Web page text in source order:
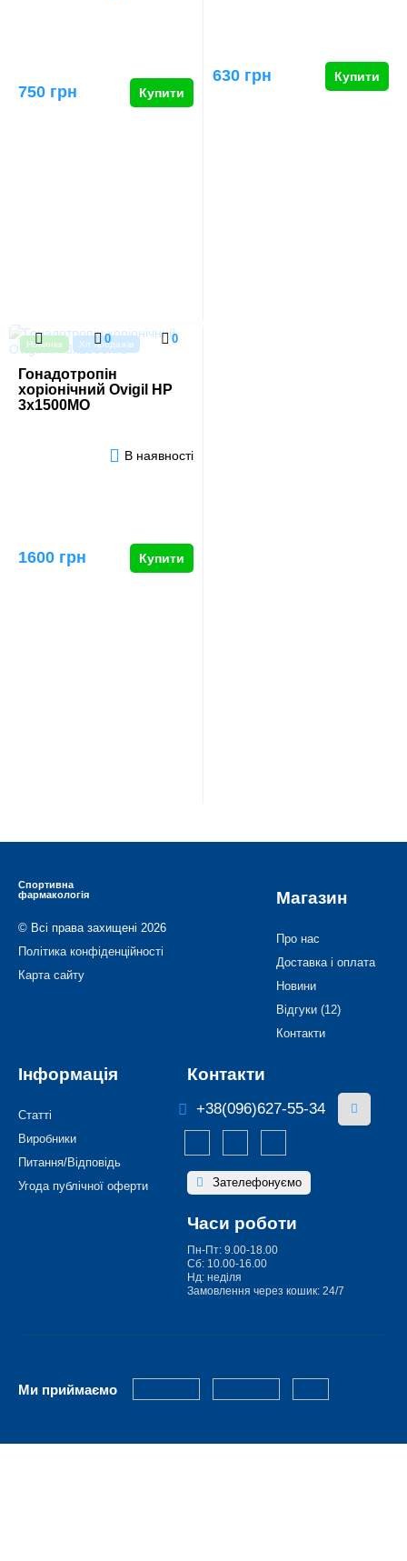
750 грн Купити
630 грн Купити
Новинка Хіт продажів
0 0
Гонадотропін
хоріонічний Ovigil HP
3x1500МО
В наявності
1600 грн Купити
Спортивна
фармакологія
© Всі права захищені 2026
Політика конфіденційності
Карта сайту
Магазин
Про нас
Доставка і оплата
Новини
Відгуки (12)
Контакти
Інформація
Статті
Виробники
Питання/Відповідь
Угода публічної оферти
Контакти
+38(096)627-55-34
Зателефонуємо
Часи роботи
Пн-Пт: 9.00-18.00
Сб: 10.00-16.00
Нд: неділя
Замовлення через кошик: 24/7
Ми приймаємо